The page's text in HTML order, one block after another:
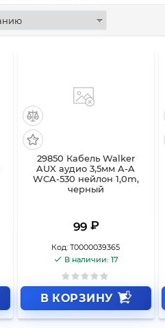
29850 Кабель Walker
AUX аудио 3,5мм A-A
WCA-530 нейлон 1,0m,
черный
99 ₽
Код: Т0000039365
В наличии: 17
В КОРЗИНУ